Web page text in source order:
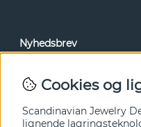
Nyhedsbrev
tilbud før alle andre.
Cookies og
Scandinavian Jewelry
lignende